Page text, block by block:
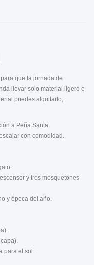
que la jornada de
llevar solo material ligero e
puedes alquilarlo,
a Peña Santa.
con comodidad.
y tres mosquetones
y época del año.
para el sol.